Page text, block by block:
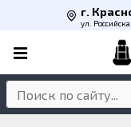
г.
ул.